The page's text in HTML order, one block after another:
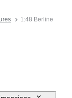
1:48 Berline